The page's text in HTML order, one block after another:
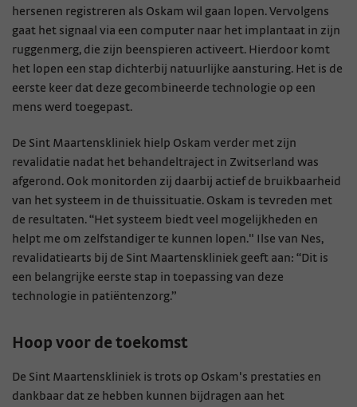
hersenen registreren als Oskam wil gaan lopen. Vervolgens
gaat het signaal via een computer naar het implantaat in zijn
ruggenmerg, die zijn beenspieren activeert. Hierdoor komt
het lopen een stap dichterbij natuurlijke aansturing. Het is de
eerste keer dat deze gecombineerde technologie op een
mens werd toegepast.
De Sint Maartenskliniek hielp Oskam verder met zijn
revalidatie nadat het behandeltraject in Zwitserland was
afgerond. Ook monitorden zij daarbij actief de bruikbaarheid
van het systeem in de thuissituatie. Oskam is tevreden met
de resultaten. “Het systeem biedt veel mogelijkheden en
helpt me om zelfstandiger te kunnen lopen." Ilse van Nes,
revalidatiearts bij de Sint Maartenskliniek geeft aan: “Dit is
een belangrijke eerste stap in toepassing van deze
technologie in patiëntenzorg.”
Hoop voor de toekomst
De Sint Maartenskliniek is trots op Oskam's prestaties en
dankbaar dat ze hebben kunnen bijdragen aan het